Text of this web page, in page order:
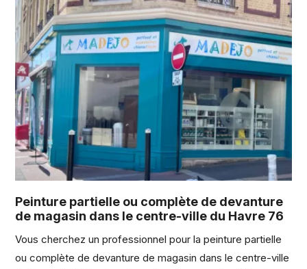
Peinture partielle ou complète de devanture
de magasin dans le centre-ville du Havre 76
Vous cherchez un professionnel pour la peinture partielle
ou complète de devanture de magasin dans le centre-ville